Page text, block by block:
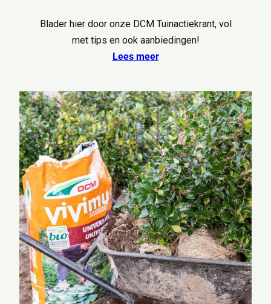
Blader hier door onze DCM Tuinactiekrant, vol
met tips en ook aanbiedingen!
Lees meer